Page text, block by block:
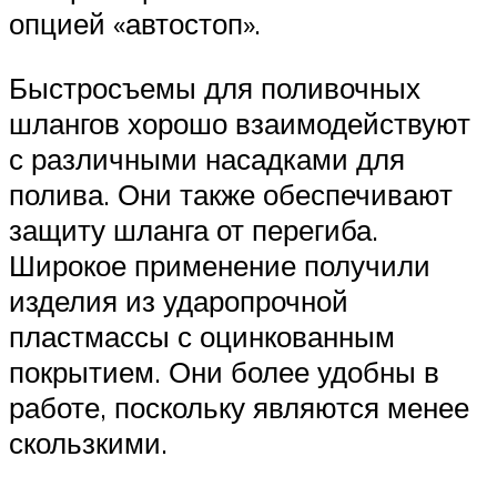
опцией «автостоп».
Быстросъемы для поливочных
шлангов хорошо взаимодействуют
с различными насадками для
полива. Они также обеспечивают
защиту шланга от перегиба.
Широкое применение получили
изделия из ударопрочной
пластмассы с оцинкованным
покрытием. Они более удобны в
работе, поскольку являются менее
скользкими.